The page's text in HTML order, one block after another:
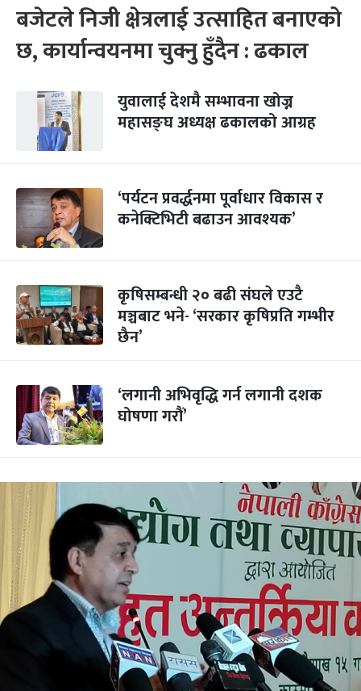
बजेटले निजी क्षेत्रलाई उत्साहित बनाएको
छ, कार्यान्वयनमा चुक्नु हुँदैन : ढकाल
युवालाई देशमै सम्भावना खोज्न
महासङ्घ अध्यक्ष ढकालको आग्रह
‘पर्यटन प्रवर्द्धनमा पूर्वाधार विकास र
कनेक्टिभिटी बढाउन आवश्यक’
कृषिसम्बन्धी २० बढी संघले एउटै
मञ्चबाट भने- ‘सरकार कृषिप्रति गम्भीर
छैन’
‘लगानी अभिवृद्धि गर्न लगानी दशक
घोषणा गरौं’